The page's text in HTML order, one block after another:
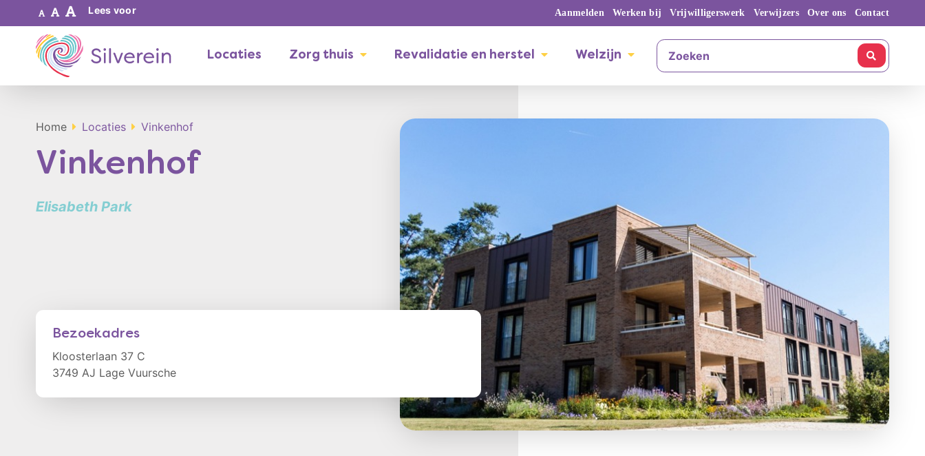
Lees voor Aanmelden Werken bij Vrijwilligerswerk Verwijzers Over ons Contact
Locaties Zorg thuis Revalidatie en herstel Welzijn
Home Locaties Vinkenhof
Vinkenhof
Elisabeth Park
Bezoekadres
Kloosterlaan 37 C
3749 AJ Lage Vuursche